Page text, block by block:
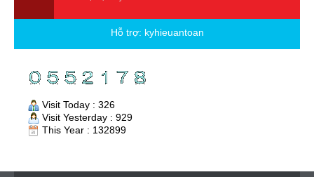
Hỗ trợ: kyhieuantoan
Visit Today : 326
Visit Yesterday : 929
This Year : 132899